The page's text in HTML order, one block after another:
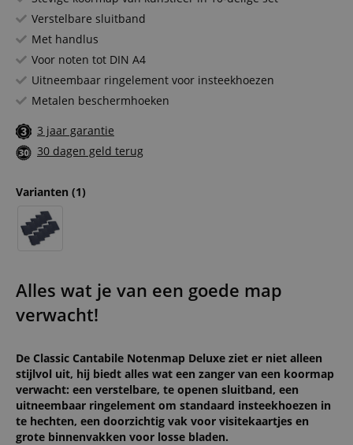
Verstelbare sluitband
Met handlus
Voor noten tot DIN A4
Uitneembaar ringelement voor insteekhoezen
Metalen beschermhoeken
3 jaar garantie
30 dagen geld terug
Varianten (1)
Alles wat je van een goede map
verwacht!
De Classic Cantabile Notenmap Deluxe ziet er niet alleen
stijlvol uit, hij biedt alles wat een zanger van een koormap
verwacht: een verstelbare, te openen sluitband, een
uitneembaar ringelement om standaard insteekhoezen in
te hechten, een doorzichtig vak voor visitekaartjes en
grote binnenvakken voor losse bladen.